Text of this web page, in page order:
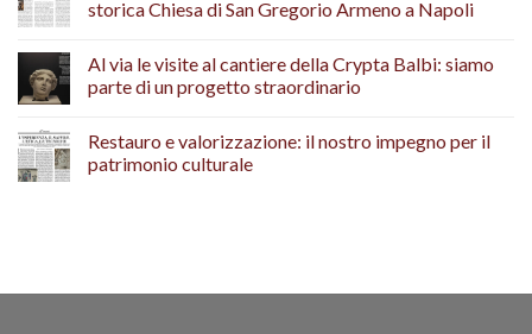
storica Chiesa di San Gregorio Armeno a Napoli
Al via le visite al cantiere della Crypta Balbi: siamo
parte di un progetto straordinario
Restauro e valorizzazione: il nostro impegno per il
patrimonio culturale